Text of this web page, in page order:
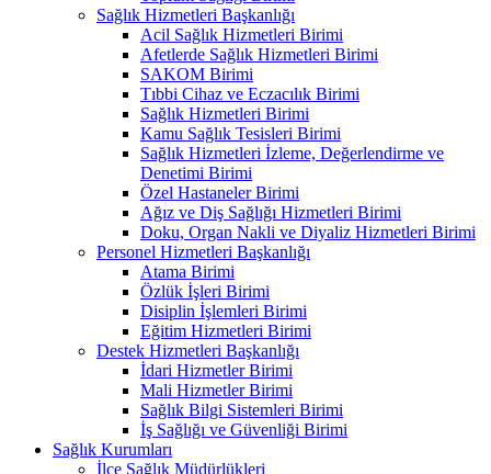
Sağlık Hizmetleri Başkanlığı
Acil Sağlık Hizmetleri Birimi
Afetlerde Sağlık Hizmetleri Birimi
SAKOM Birimi
Tıbbi Cihaz ve Eczacılık Birimi
Sağlık Hizmetleri Birimi
Kamu Sağlık Tesisleri Birimi
Sağlık Hizmetleri İzleme, Değerlendirme ve
Denetimi Birimi
Özel Hastaneler Birimi
Ağız ve Diş Sağlığı Hizmetleri Birimi
Doku, Organ Nakli ve Diyaliz Hizmetleri Birimi
Personel Hizmetleri Başkanlığı
Atama Birimi
Özlük İşleri Birimi
Disiplin İşlemleri Birimi
Eğitim Hizmetleri Birimi
Destek Hizmetleri Başkanlığı
İdari Hizmetler Birimi
Mali Hizmetler Birimi
Sağlık Bilgi Sistemleri Birimi
İş Sağlığı ve Güvenliği Birimi
Sağlık Kurumları
İlçe Sağlık Müdürlükleri